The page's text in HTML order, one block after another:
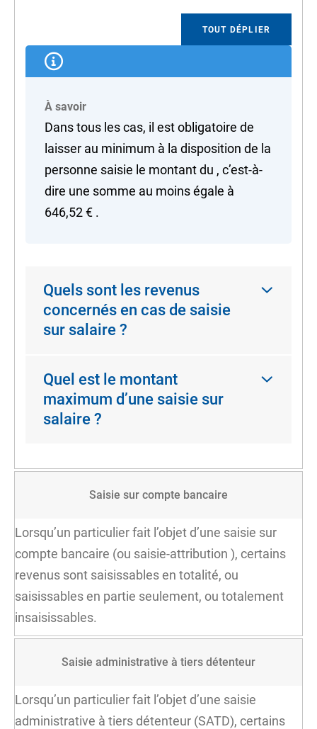
TOUT DÉPLIER
À savoir
Dans tous les cas, il est obligatoire de
laisser au minimum à la disposition de la
personne saisie le montant du , c’est-à-
dire une somme au moins égale à
646,52 € .
Quels sont les revenus
concernés en cas de saisie
sur salaire ?
Quel est le montant
maximum d’une saisie sur
salaire ?
Saisie sur compte bancaire
Lorsqu’un particulier fait l’objet d’une saisie sur
compte bancaire (ou saisie-attribution ), certains
revenus sont saisissables en totalité, ou
saisissables en partie seulement, ou totalement
insaisissables.
Saisie administrative à tiers détenteur
Lorsqu’un particulier fait l’objet d’une saisie
administrative à tiers détenteur (SATD), certains